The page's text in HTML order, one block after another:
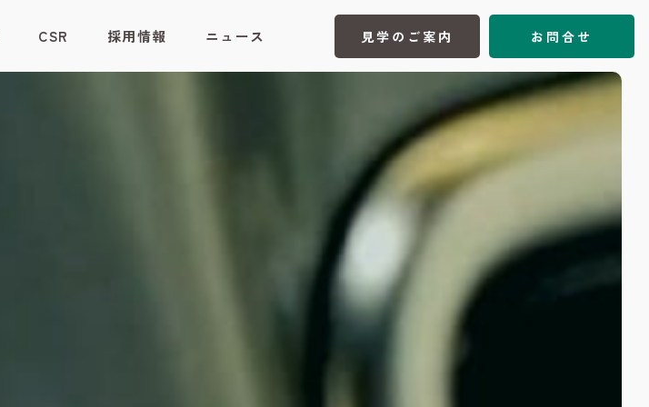
CSR 採用情報 ニュース 見学のご案内 お問合せ